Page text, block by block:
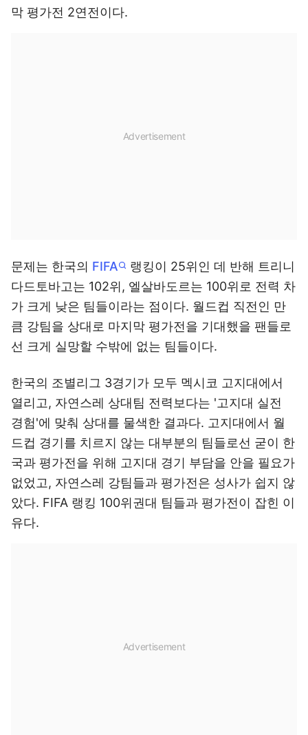
막 평가전 2연전이다.
문제는 한국의 FIFA
랭킹이 25위인 데 반해 트리니
다드토바고는 102위, 엘살바도르는 100위로 전력 차
가 크게 낮은 팀들이라는 점이다. 월드컵 직전인 만
큼 강팀을 상대로 마지막 평가전을 기대했을 팬들로
선 크게 실망할 수밖에 없는 팀들이다.
한국의 조별리그 3경기가 모두 멕시코 고지대에서
열리고, 자연스레 상대팀 전력보다는 '고지대 실전
경험'에 맞춰 상대를 물색한 결과다. 고지대에서 월
드컵 경기를 치르지 않는 대부분의 팀들로선 굳이 한
국과 평가전을 위해 고지대 경기 부담을 안을 필요가
없었고, 자연스레 강팀들과 평가전은 성사가 쉽지 않
았다. FIFA 랭킹 100위권대 팀들과 평가전이 잡힌 이
유다.